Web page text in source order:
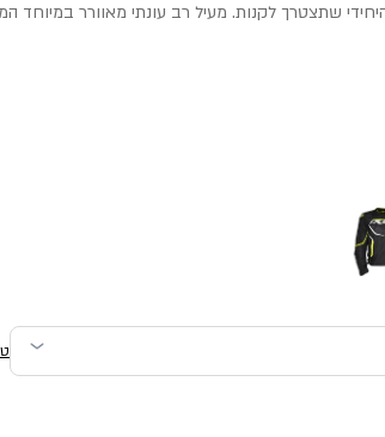
שתצטרך לקנות. מעיל רב עונתי מאוורר במיוחד